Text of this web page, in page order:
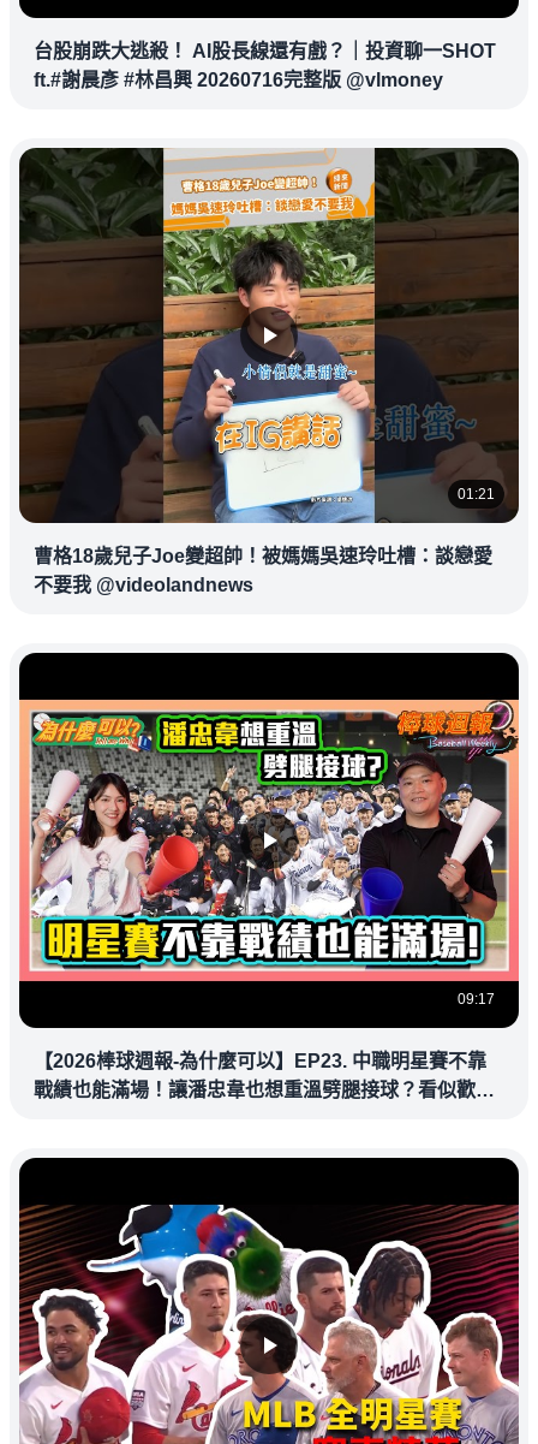
台股崩跌大逃殺！ AI股長線還有戲？｜投資聊一SHOT
ft.#謝晨彥 #林昌興 20260716完整版 @vlmoney
01:21
曹格18歲兒子Joe變超帥！被媽媽吳速玲吐槽：談戀愛
不要我 @videolandnews
09:17
【2026棒球週報-為什麼可以】EP23. 中職明星賽不靠
戰績也能滿場！讓潘忠韋也想重溫劈腿接球？看似歡樂